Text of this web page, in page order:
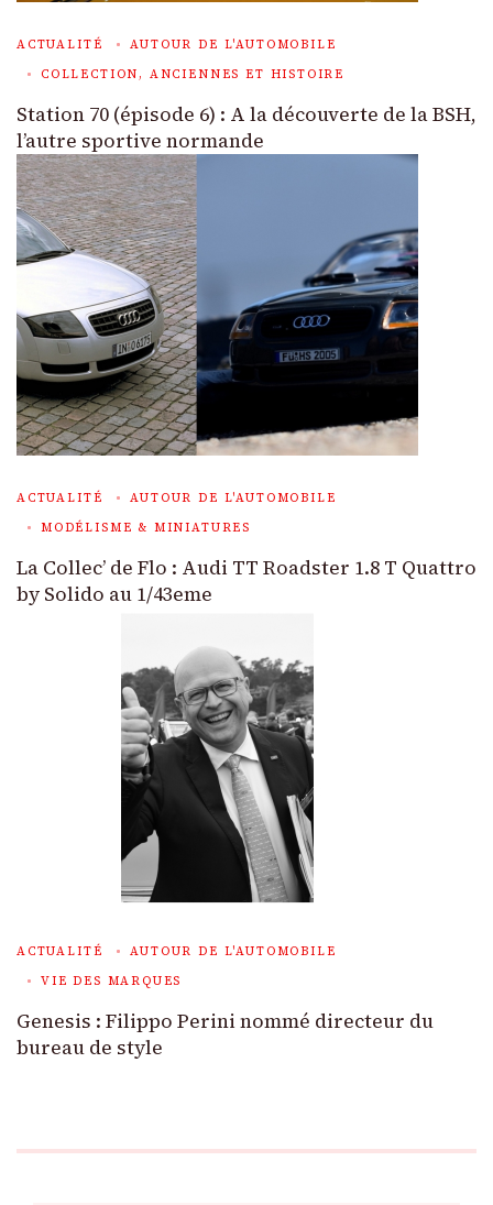
ACTUALITÉ
AUTOUR DE L'AUTOMOBILE
COLLECTION, ANCIENNES ET HISTOIRE
Station 70 (épisode 6) : A la découverte de la BSH,
l’autre sportive normande
ACTUALITÉ
AUTOUR DE L'AUTOMOBILE
MODÉLISME & MINIATURES
La Collec’ de Flo : Audi TT Roadster 1.8 T Quattro
by Solido au 1/43eme
ACTUALITÉ
AUTOUR DE L'AUTOMOBILE
VIE DES MARQUES
Genesis : Filippo Perini nommé directeur du
bureau de style